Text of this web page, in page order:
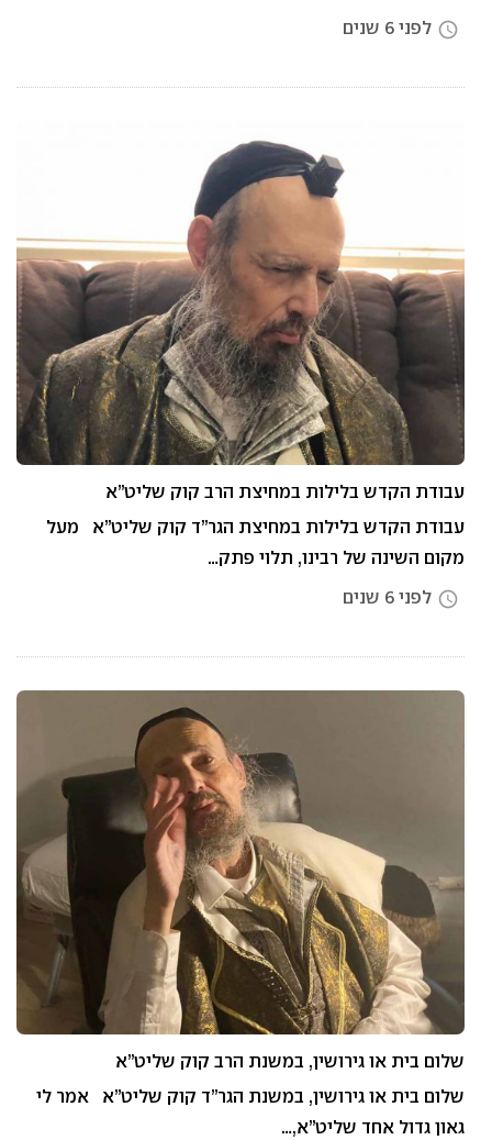
access_time לפני 6 שנים
עבודת הקדש בלילות במחיצת הרב קוק שליט”א
עבודת הקדש בלילות במחיצת הגר”ד קוק שליט”א מעל
מקום השינה של רבינו, תלוי פתק…
access_time לפני 6 שנים
שלום בית או גירושין, במשנת הרב קוק שליט”א
שלום בית או גירושין, במשנת הגר”ד קוק שליט”א אמר לי
גאון גדול אחד שליט”א,…